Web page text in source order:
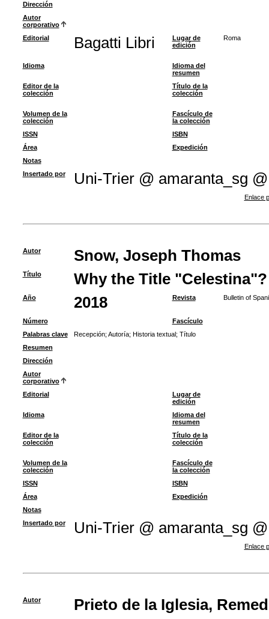
Dirección
Autor
corporativo
Editorial
Bagatti Libri
Lugar de
edición
Roma
Idioma
Idioma del
resumen
Editor de la
colección
Título de la
colección
Volumen de la
colección
Fascículo de
la colección
ISSN
ISBN
Área
Expedición
Notas
Insertado por
Uni-Trier @ amaranta_sg @
Enlace
Autor Snow, Joseph Thomas
Título Why the Title
Año 2018 Revista Bulletin of
Número
Fascículo
Palabras clave
Recepción; Autoría; Historia textual; Título
Resumen
Dirección
Autor
corporativo
Editorial
Lugar de
edición
Idioma
Idioma del
resumen
Editor de la
colección
Título de la
colección
Volumen de la
colección
Fascículo de
la colección
ISSN
ISBN
Área
Expedición
Notas
Insertado por
Uni-Trier @ amaranta_sg @
Enlace
Autor Prieto de la Iglesia,